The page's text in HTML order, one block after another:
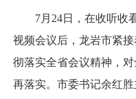
7月24日，在收听收看
视频会议后，龙岩市紧
彻落实全省会议精神，对
再落实。市委书记余红